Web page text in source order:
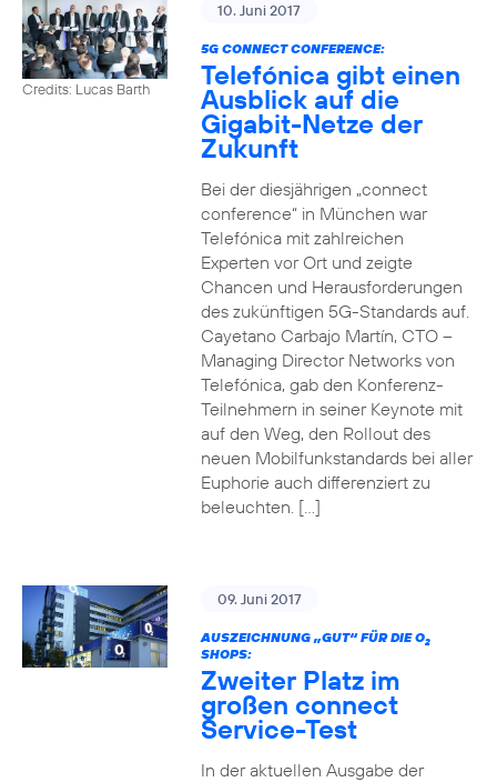
Credits: Lucas Barth
10. Juni 2017
5G CONNECT CONFERENCE:
Telefónica gibt einen
Ausblick auf die
Gigabit-Netze der
Zukunft
Bei der diesjährigen „connect
conference“ in München war
Telefónica mit zahlreichen
Experten vor Ort und zeigte
Chancen und Herausforderungen
des zukünftigen 5G-Standards auf.
Cayetano Carbajo Martín, CTO –
Managing Director Networks von
Telefónica, gab den Konferenz-
Teilnehmern in seiner Keynote mit
auf den Weg, den Rollout des
neuen Mobilfunkstandards bei aller
Euphorie auch differenziert zu
beleuchten. […]
09. Juni 2017
AUSZEICHNUNG „GUT“ FÜR DIE O2
SHOPS:
Zweiter Platz im
großen connect
Service-Test
In der aktuellen Ausgabe der